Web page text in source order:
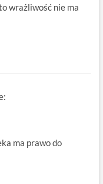
wrażliwość nie ma
ma prawo do